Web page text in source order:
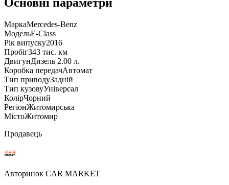
МаркаMercedes-Benz
МодельE-Class
Рік випуску2016
Пробіг343 тис. км
ДвигунДизель 2.00 л.
Коробка передачАвтомат
Тип приводуЗадній
Тип кузовуУніверсал
КолірЧорний
РегіонЖитомирська
МістоЖитомир
Продавець
Авторинок CAR MARKET